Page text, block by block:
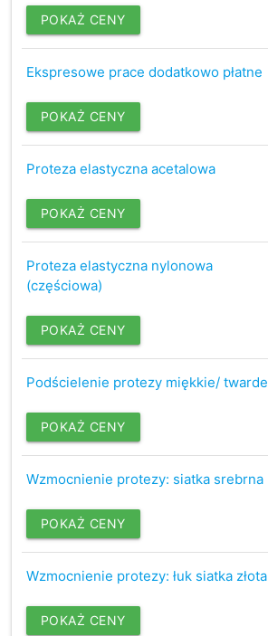
POKAŻ CENY
Ekspresowe prace dodatkowo płatne
POKAŻ CENY
Proteza elastyczna acetalowa
POKAŻ CENY
Proteza elastyczna nylonowa
(częściowa)
POKAŻ CENY
Podścielenie protezy miękkie/ twarde
POKAŻ CENY
Wzmocnienie protezy: siatka srebrna
POKAŻ CENY
Wzmocnienie protezy: łuk siatka złota
POKAŻ CENY